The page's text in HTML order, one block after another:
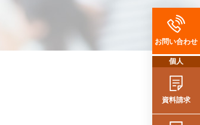
お問い合わせ
個人
資料請求